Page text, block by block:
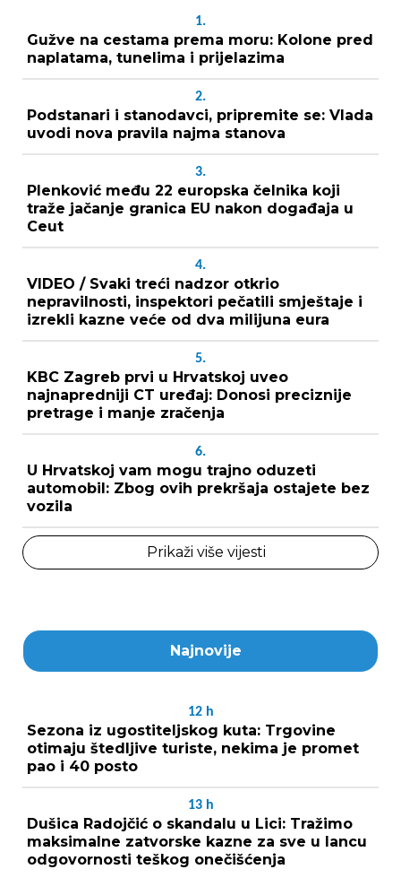
1.
Gužve na cestama prema moru: Kolone pred
naplatama, tunelima i prijelazima
2.
Podstanari i stanodavci, pripremite se: Vlada
uvodi nova pravila najma stanova
3.
Plenković među 22 europska čelnika koji
traže jačanje granica EU nakon događaja u
Ceut
4.
VIDEO / Svaki treći nadzor otkrio
nepravilnosti, inspektori pečatili smještaje i
izrekli kazne veće od dva milijuna eura
5.
KBC Zagreb prvi u Hrvatskoj uveo
najnapredniji CT uređaj: Donosi preciznije
pretrage i manje zračenja
6.
U Hrvatskoj vam mogu trajno oduzeti
automobil: Zbog ovih prekršaja ostajete bez
vozila
Prikaži više vijesti
Najnovije
12 h
Sezona iz ugostiteljskog kuta: Trgovine
otimaju štedljive turiste, nekima je promet
pao i 40 posto
13 h
Dušica Radojčić o skandalu u Lici: Tražimo
maksimalne zatvorske kazne za sve u lancu
odgovornosti teškog onečišćenja